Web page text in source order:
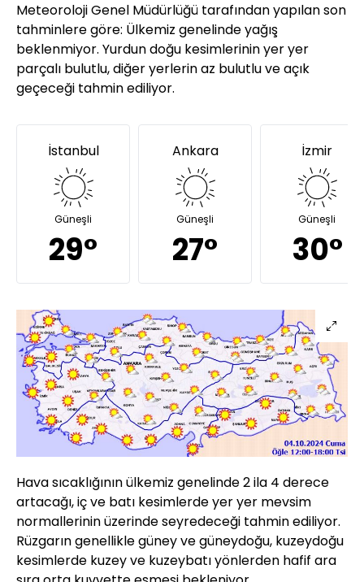
Meteoroloji Genel Müdürlüğü tarafından yapılan son
tahminlere göre: Ülkemiz genelinde yağış
beklenmiyor. Yurdun doğu kesimlerinin yer yer
parçalı bulutlu, diğer yerlerin az bulutlu ve açık
geçeceği tahmin ediliyor.
İstanbul
Güneşli
29°
Ankara
Güneşli
27°
İzmir
Güneşli
30°
Hava sıcaklığının ülkemiz genelinde 2 ila 4 derece
artacağı, iç ve batı kesimlerde yer yer mevsim
normallerinin üzerinde seyredeceği tahmin ediliyor.
Rüzgarın genellikle güney ve güneydoğu, kuzeydoğu
kesimlerde kuzey ve kuzeybatı yönlerden hafif ara